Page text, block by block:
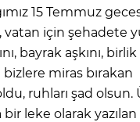
15 Temmuz
vatan için şehadete
bayrak aşkını, birlik
miras bırakan
ruhları şad
leke olarak